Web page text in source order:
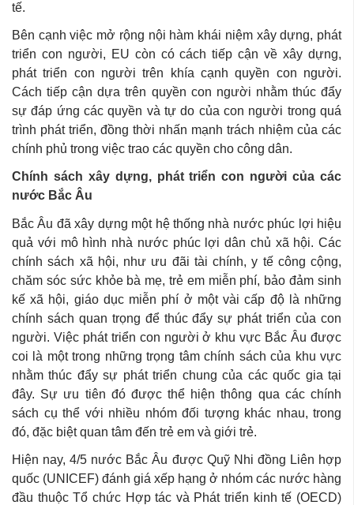
tế.
Bên cạnh việc mở rộng nội hàm khái niệm xây dựng, phát
triển con người, EU còn có cách tiếp cận về xây dựng,
phát triển con người trên khía cạnh quyền con người.
Cách tiếp cận dựa trên quyền con người nhằm thúc đẩy
sự đáp ứng các quyền và tự do của con người trong quá
trình phát triển, đồng thời nhấn mạnh trách nhiệm của các
chính phủ trong việc trao các quyền cho công dân.
Chính sách xây dựng, phát triển con người của các
nước Bắc Âu
Bắc Âu đã xây dựng một hệ thống nhà nước phúc lợi hiệu
quả với mô hình nhà nước phúc lợi dân chủ xã hội. Các
chính sách xã hội, như ưu đãi tài chính, y tế công cộng,
chăm sóc sức khỏe bà mẹ, trẻ em miễn phí, bảo đảm sinh
kế xã hội, giáo dục miễn phí ở một vài cấp độ là những
chính sách quan trọng để thúc đẩy sự phát triển của con
người. Việc phát triển con người ở khu vực Bắc Âu được
coi là một trong những trọng tâm chính sách của khu vực
nhằm thúc đẩy sự phát triển chung của các quốc gia tại
đây. Sự ưu tiên đó được thể hiện thông qua các chính
sách cụ thể với nhiều nhóm đối tượng khác nhau, trong
đó, đặc biệt quan tâm đến trẻ em và giới trẻ.
Hiện nay, 4/5 nước Bắc Âu được Quỹ Nhi đồng Liên hợp
quốc (UNICEF) đánh giá xếp hạng ở nhóm các nước hàng
đầu thuộc Tổ chức Hợp tác và Phát triển kinh tế (OECD)